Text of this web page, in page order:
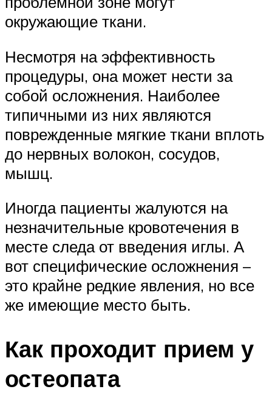
окружающие ткани.
Несмотря на эффективность
процедуры, она может нести за
собой осложнения. Наиболее
типичными из них являются
поврежденные мягкие ткани вплоть
до нервных волокон, сосудов,
мышц.
Иногда пациенты жалуются на
незначительные кровотечения в
месте следа от введения иглы. А
вот специфические осложнения –
это крайне редкие явления, но все
же имеющие место быть.
Как проходит прием у
остеопата